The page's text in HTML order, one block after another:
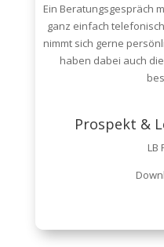
Ein Beratungsgespräch
ganz einfach
nimmt sich gerne
haben dabei auch
Prospekt &
LB